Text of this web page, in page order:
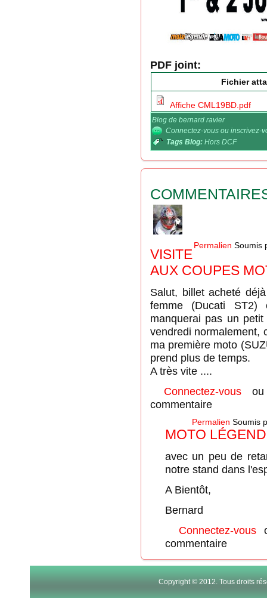
PDF joint:
Fichier
Affiche CML19BD.pdf
Blog de bernard ravier
Connectez-vous ou inscrivez-
Tags Blog: Hors DCF
Permalien Soumis
VISITE
AUX COUPES
Salut, billet acheté
femme (Ducati
manquerai pas un
vendredi normalement,
ma première moto
prend plus de temps.
A très vite ....
Connectez-vous
commentaire
Permalien Soumis
MOTO
avec un peu de
notre stand dans
A Bientôt,
Bernard
Connectez-vous
commentaire
Copyright © 2012. Tous droits